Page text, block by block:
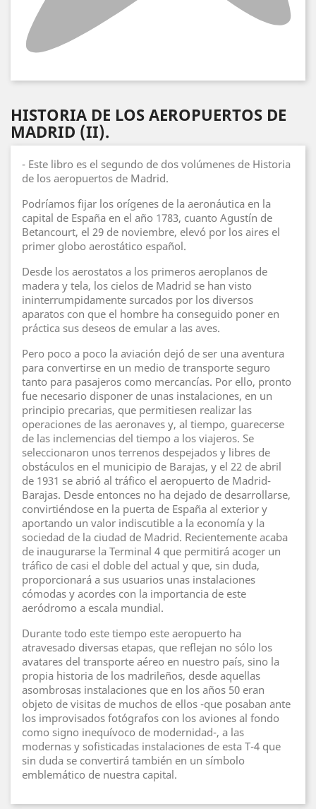
HISTORIA DE LOS AEROPUERTOS DE
MADRID (II).
- Este libro es el segundo de dos volúmenes de Historia
de los aeropuertos de Madrid.
Podríamos fijar los orígenes de la aeronáutica en la
capital de España en el año 1783, cuanto Agustín de
Betancourt, el 29 de noviembre, elevó por los aires el
primer globo aerostático español.
Desde los aerostatos a los primeros aeroplanos de
madera y tela, los cielos de Madrid se han visto
ininterrumpidamente surcados por los diversos
aparatos con que el hombre ha conseguido poner en
práctica sus deseos de emular a las aves.
Pero poco a poco la aviación dejó de ser una aventura
para convertirse en un medio de transporte seguro
tanto para pasajeros como mercancías. Por ello, pronto
fue necesario disponer de unas instalaciones, en un
principio precarias, que permitiesen realizar las
operaciones de las aeronaves y, al tiempo, guarecerse
de las inclemencias del tiempo a los viajeros. Se
seleccionaron unos terrenos despejados y libres de
obstáculos en el municipio de Barajas, y el 22 de abril
de 1931 se abrió al tráfico el aeropuerto de Madrid-
Barajas. Desde entonces no ha dejado de desarrollarse,
convirtiéndose en la puerta de España al exterior y
aportando un valor indiscutible a la economía y la
sociedad de la ciudad de Madrid. Recientemente acaba
de inaugurarse la Terminal 4 que permitirá acoger un
tráfico de casi el doble del actual y que, sin duda,
proporcionará a sus usuarios unas instalaciones
cómodas y acordes con la importancia de este
aeródromo a escala mundial.
Durante todo este tiempo este aeropuerto ha
atravesado diversas etapas, que reflejan no sólo los
avatares del transporte aéreo en nuestro país, sino la
propia historia de los madrileños, desde aquellas
asombrosas instalaciones que en los años 50 eran
objeto de visitas de muchos de ellos -que posaban ante
los improvisados fotógrafos con los aviones al fondo
como signo inequívoco de modernidad-, a las
modernas y sofisticadas instalaciones de esta T-4 que
sin duda se convertirá también en un símbolo
emblemático de nuestra capital.